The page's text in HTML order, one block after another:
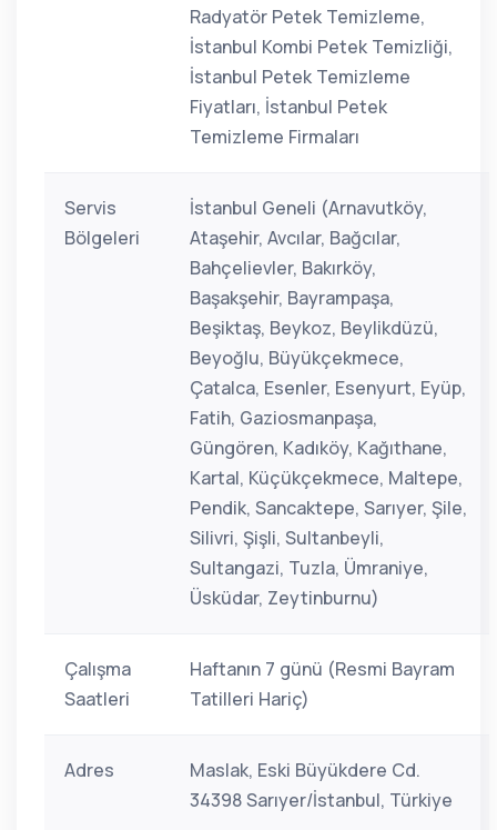
Radyatör Petek Temizleme,
İstanbul Kombi Petek Temizliği,
İstanbul Petek Temizleme
Fiyatları, İstanbul Petek
Temizleme Firmaları
Servis
Bölgeleri
İstanbul Geneli (Arnavutköy,
Ataşehir, Avcılar, Bağcılar,
Bahçelievler, Bakırköy,
Başakşehir, Bayrampaşa,
Beşiktaş, Beykoz, Beylikdüzü,
Beyoğlu, Büyükçekmece,
Çatalca, Esenler, Esenyurt, Eyüp,
Fatih, Gaziosmanpaşa,
Güngören, Kadıköy, Kağıthane,
Kartal, Küçükçekmece, Maltepe,
Pendik, Sancaktepe, Sarıyer, Şile,
Silivri, Şişli, Sultanbeyli,
Sultangazi, Tuzla, Ümraniye,
Üsküdar, Zeytinburnu)
Çalışma
Saatleri
Haftanın 7 günü (Resmi Bayram
Tatilleri Hariç)
Adres
Maslak, Eski Büyükdere Cd.
34398 Sarıyer/İstanbul, Türkiye